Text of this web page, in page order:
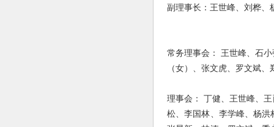
副理事长：王世峰、刘桦、
常务理事会： 王世峰、石
（女）、张文虎、罗文斌
理事会： 丁健、王世峰、
松、李国林、李学峰、杨